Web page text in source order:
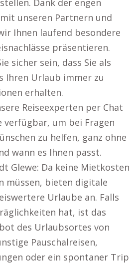
Dank der engen
unseren Partnern und
Ihnen laufend besondere
präsentieren.
sicher sein, dass Sie als
Ihren Urlaub immer zu
erhalten.
Reiseexperten per Chat
verfügbar, um bei Fragen
zu helfen, ganz ohne
wann es Ihnen passt.
Glewe: Da keine Mietkosten
müssen, bieten digitale
Urlaube an. Falls
hat, ist das
des Urlaubsortes von
Pauschalreisen,
oder ein spontaner Trip